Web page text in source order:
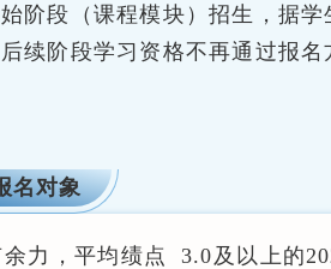
阶段（课程模块）招生，据学
续阶段学习资格不再通过报名
名对象
力， 平均绩点
3.0及以上的